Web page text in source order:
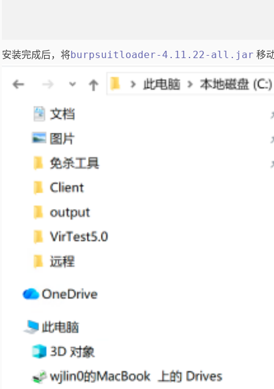
安装完成后，将burpsuitloader-4.11.22-all.jar 移